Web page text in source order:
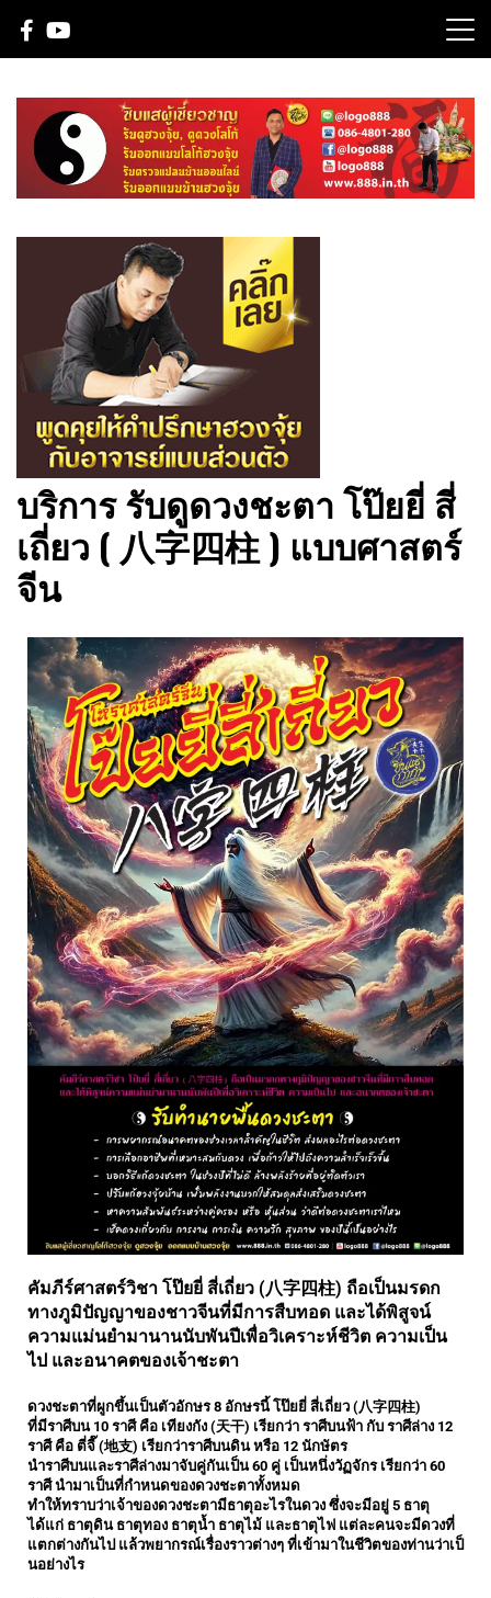
ฮวงจุ้ย ซินแสกาก้า
ขายและตรวจแปลนบ้านฮวงจุ้ย ดูฮวงจุ้ย ดูดวงชะตา โลโก้ฮ
วงจุ้ย เขียนยันต์เสริมดวง
บริการ รับดูดวงชะตา โป๊ยยี่ สี่
เถี่ยว ( 八字四柱 ) แบบศาสตร์
จีน
คัมภีร์ศาสตร์วิชา โป๊ยยี่ สี่เถี่ยว (八字四柱) ถือเป็นมรดก
ทางภูมิปัญญาของชาวจีนที่มีการสืบทอด และได้พิสูจน์
ความแม่นยำมานานนับพันปีเพื่อวิเคราะห์ชีวิต ความเป็น
ไป และอนาคตของเจ้าชะตา
ดวงชะตาที่ผูกขึ้นเป็นตัวอักษร 8 อักษรนี้ โป๊ยยี่ สี่เถี่ยว (八字四柱)
ที่มีราศีบน 10 ราศี คือ เทียงกัง (天干) เรียกว่า ราศีบนฟ้า กับ ราศีล่าง 12
ราศี คือ ตี่จี๊ (地支) เรียกว่าราศีบนดิน หรือ 12 นักษัตร
นำราศีบนและราศีล่างมาจับคู่กันเป็น 60 คู่ เป็นหนึ่งวัฏจักร เรียกว่า 60
ราศี นำมาเป็นที่กำหนดของดวงชะตาทั้งหมด
ทำให้ทราบว่าเจ้าของดวงชะตามีธาตุอะไรในดวง ซึ่งจะมีอยู่ 5 ธาตุ
ได้แก่ ธาตุดิน ธาตุทอง ธาตุน้ำ ธาตุไม้ และธาตุไฟ แต่ละคนจะมีดวงที่
แตกต่างกันไป แล้วพยากรณ์เรื่องราวต่างๆ ที่เข้ามาในชีวิตของท่านว่าเป็
นอย่างไร